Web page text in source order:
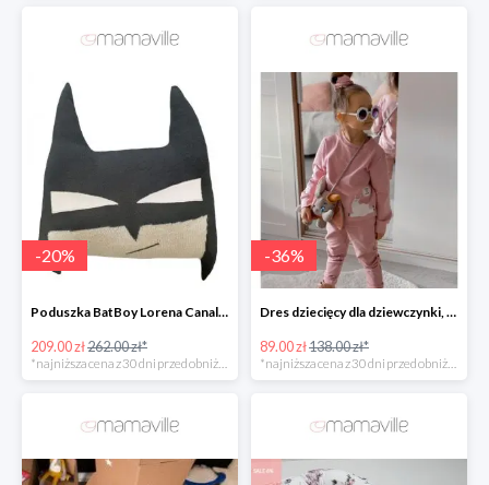
-20%
Poduszka BatBoy Lorena Canals -20%
209.00 zł262.00 zł*
-36%
Dres dziecięcy dla dziewczynki, blady róż, lama Fluffy -35%
89.00 zł138.00 zł*